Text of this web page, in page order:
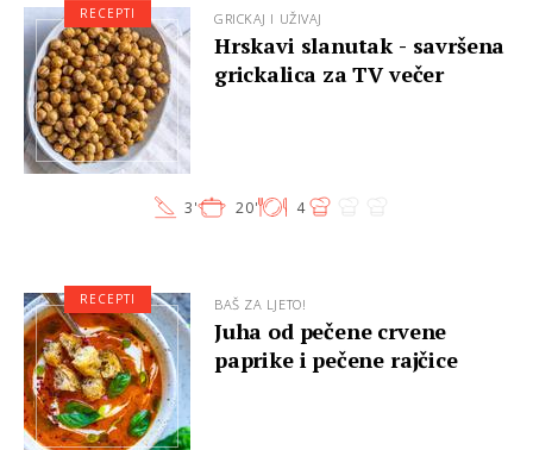
GRICKAJ I UŽIVAJ
Hrskavi slanutak - savršena
grickalica za TV večer
3' 20' 4
RECEPTI
BAŠ ZA LJETO!
Juha od pečene crvene
paprike i pečene rajčice
RECEPTI